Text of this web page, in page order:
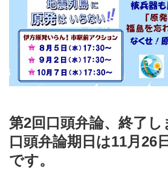
第2回口頭弁論、終了し
口頭弁論期日は11月26
です。